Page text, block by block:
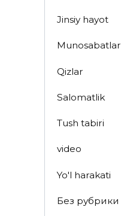
Jinsiy hayot
Munosabatlar
Qizlar
Salomatlik
Tush tabiri
video
Yo'l harakati
Без рубрики